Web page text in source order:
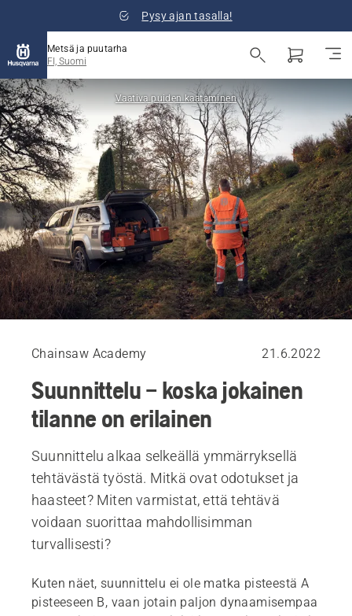
Pysy ajan tasalla!
Metsä ja puutarha
FI, Suomi
Vaativa puiden kaataminen
Chainsaw Academy 21.6.2022
Suunnittelu – koska jokainen
tilanne on erilainen
Suunnittelu alkaa selkeällä ymmärryksellä
tehtävästä työstä. Mitkä ovat odotukset ja
haasteet? Miten varmistat, että tehtävä
voidaan suorittaa mahdollisimman
turvallisesti?
Kuten näet, suunnittelu ei ole matka pisteestä A
pisteeseen B, vaan jotain paljon dynaamisempaa